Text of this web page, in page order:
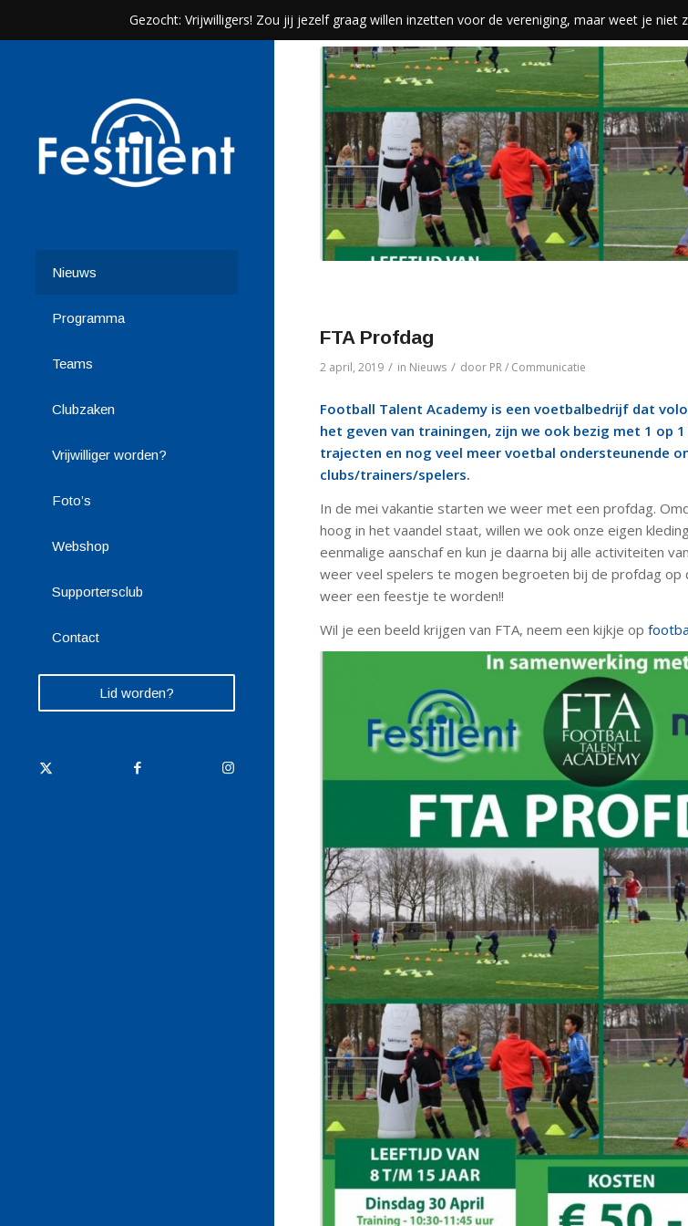
Gezocht: Vrijwilligers! Zou jij jezelf graag willen inzetten voor de vereniging, maar weet je niet
Nieuws
Programma
Teams
Clubzaken
Vrijwilliger worden?
Foto’s
Webshop
Supportersclub
Contact
Lid worden?
FTA Profdag
2 april, 2019 / in Nieuws / door PR / Communicatie
Football Talent Academy is een voetbalbedrijf dat
het geven van trainingen, zijn we ook bezig met 1 op
trajecten en nog veel meer voetbal ondersteunende
clubs/trainers/spelers.
In de mei vakantie starten we weer met een profdag.
hoog in het vaandel staat, willen we ook onze eigen
eenmalige aanschaf en kun je daarna bij alle activiteiten
weer veel spelers te mogen begroeten bij de profdag op
weer een feestje te worden!!
Wil je een beeld krijgen van FTA, neem een kijkje op